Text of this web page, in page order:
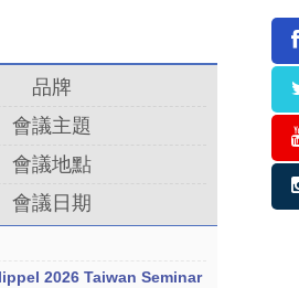
品牌
會議主題
會議地點
會議日期
2026 Taiwan Seminar